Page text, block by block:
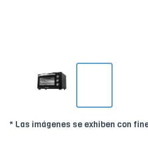
* Las imágenes se exhiben con